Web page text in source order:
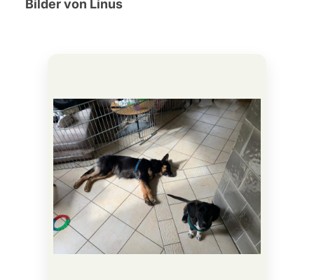
Bilder von Linus